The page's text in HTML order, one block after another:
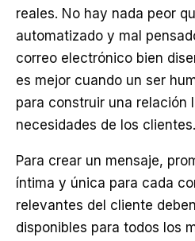
reales. No hay nada peor
automatizado y mal
correo electrónico bien
es mejor cuando un ser
para construir una relación
necesidades de los clientes.
Para crear un mensaje,
íntima y única para cada
relevantes del cliente
disponibles para todos los